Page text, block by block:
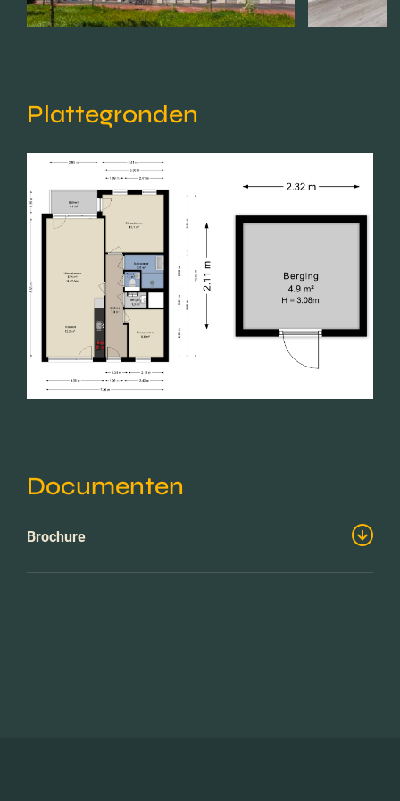
Plattegronden
Documenten
Brochure